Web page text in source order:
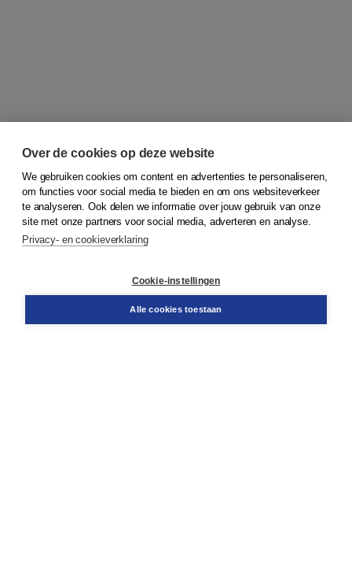
© 2026Koninklijke Boom uitgevers
Bestellen
Over de cookies op deze website
We gebruiken cookies om content en advertenties te personaliseren,
om functies voor social media te bieden en om ons websiteverkeer
te analyseren. Ook delen we informatie over jouw gebruik van onze
site met onze partners voor social media, adverteren en analyse.
Privacy- en cookieverklaring
Cookie-instellingen
Alle cookies toestaan